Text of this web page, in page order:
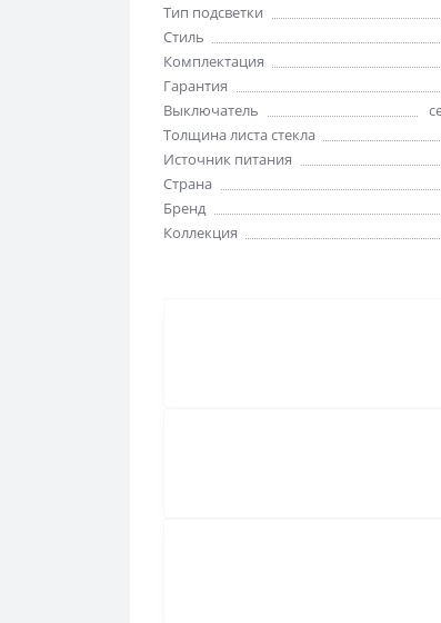
Тип подсветки
Стиль
Комплектация
Гарантия
Выключатель
Толщина листа стекла
Источник питания
Страна
Бренд
Коллекция